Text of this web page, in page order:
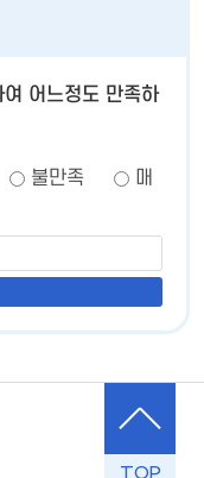
어느정도 만족하
불만족
매
TOP